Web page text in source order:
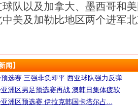
球队以及加拿大、墨西哥和
美及加勒比地区两个进军
闻】
选赛:三强非负即平 西亚球队强力反弹
洲区男足预选赛再战 澳韩日集体疲软
洲区预选赛 伊拉克韩国卡塔尔占...